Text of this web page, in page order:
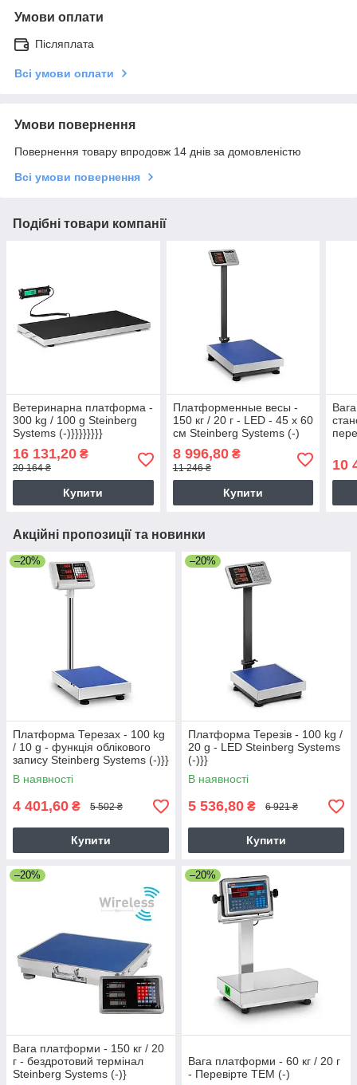
Умови оплати
Післяплата
Всі умови оплати
Умови повернення
Повернення товару впродовж 14 днів за домовленістю
Всі умови повернення
Подібні товари компанії
Ветеринарна платформа -
300 kg / 100 g Steinberg
Systems (-)}}}}}}}}
16 131,20 ₴
20 164 ₴
Купити
Платформенные весы -
150 кг / 20 г - LED - 45 x 60
см Steinberg Systems (-)
8 996,80₴
11 246 ₴
Купити
10
Акційні пропозиції та новинки
–20%
Платформа Терезах - 100 kg
/ 10 g - функція облікового
запису Steinberg Systems (-)}}
В наявності
4 401,60 ₴ 5 502 ₴
Купити
–20%
Платформа Терезів - 100 kg /
20 g - LED Steinberg Systems
(-)}}
В наявності
5 536,80 ₴ 6 921 ₴
Купити
–20%
Вага платформи - 150 кг / 20
г - бездротовий термінал
Steinberg Systems (-)}
–20%
Вага платформи - 60 кг / 20 г
- Перевірте TEM (-)